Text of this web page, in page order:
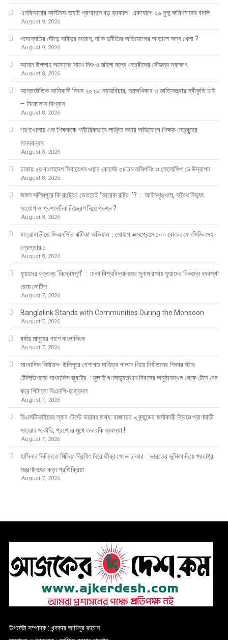
এনবিআরের কাস্টমস-ভ্যাট প্রশাসনে বড় রদবদল : একযোগে ২০ যুগ্ম কমিশনারের বদলি
August 9, 2026
পদোন্নতির দৌড়ে সাইদুর রহমান, নাকি দুর্নীতির অভিযোগের আড়ালে অন্য খেলা ?
August 9, 2026
আমান উল্লাহ আমানের সাথে নিশু ও মহিলা দলের নেত্রীদের সৌজন্য স্বাক্ষাৎ
August 8, 2026
আন্তর্জাতিক আদিবাসী দিবস ২০২৬: ন্যায়বিচার, সমঅধিকার ও জাতিসত্ত্বার স্বীকৃতি চাই
– নিকোলাস বিশ্বাস
August 8, 2026
শরণখোলায় এক শিক্ষককে শারীরিকভাবে লাঞ্ছিত করার অভিযোগে শিক্ষক নেতৃবৃন্দের
মানববন্ধন
August 8, 2026
ঢাকায় ২য় বাংলাদেশ লিবারেশন ওয়ার কোর্সের ৫৪তম কমিশনিং ও ফেলোশিপ ডে উদ্‌যাপন
August 8, 2026
জঙ্গল সলিমপুরে কি রাষ্ট্রের ভেতরেই ‘আরেক রাষ্ট্র ’? : আইনশৃঙ্খলা, অবৈধ বিদ্যুৎ
সংযোগ ও প্রশাসনিক নিয়ন্ত্রণ নিয়ে প্রশ্ন ?
August 8, 2026
যাত্রাবাড়ীতে ডিএনসি’র ঝটিকা অভিযান : সোহাগ এক্সপ্রেসে ১০০ বোতল ফেনসিডিলসহ
গ্রেপ্তার ১
August 8, 2026
ফুয়াদের বক্তব্য ‘বিদ্বেষপূর্ণ’ : ঢাকা বিশ্ববিদ্যালয়ের সুনাম রক্ষায় ফুয়াদের বিরুদ্ধে ব্যবস্থা
চেয়ে নোটিশ
August 7, 2026
Banglalink Stands with Communities During the Monsoon
August 7, 2026
বর্ষায় মানুষের পাশে বাংলালিংক
August 7, 2026
সাংবাদিক নির্যাতন- উলিপুরে পেশাগত দায়িত্ব পালনে গিয়ে নির্যাতনের শিকার স্টার
টেলিভিশনের সাংবাদিক জুবাইর : জুলাই গণঅভ্যুত্থান দিবসের অনুষ্ঠানস্থল থেকে টেনে বের
করে পিটালো বিএনপি-ছাত্রদল
August 7, 2026
বিএসটিআইয়ের ল্যাব টেস্টে ভয়াবহ তথ্য: বাজারের ৮ ব্র্যান্ডের ফর্সাকারী ক্রিমে প্রাণঘাতী
মাত্রার মার্কারি, প্রশ্নের মুখে তদারকি ব্যবস্থা !
August 7, 2026
হাসিনার দিল্লিতে মিডিয়া ব্রিফিং ঘিরে তীব্র ক্ষোভ ঢাকার : ভারতের ভূমিকা নিয়ে পররাষ্ট্র
মন্ত্রণালয়ের কড়া প্রতিক্রিয়া
August 7, 2026
উপদেষ্টা সম্পাদক : খন্দকার আমিনুর রহমান